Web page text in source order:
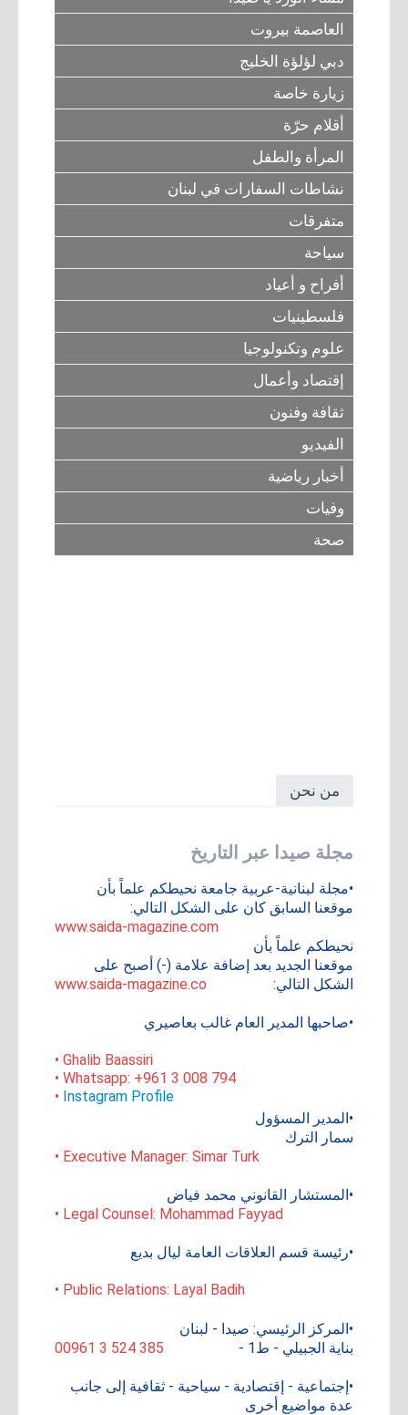
العاصمة بيروت
دبي لؤلؤة الخليج
زيارة خاصة
أقلام حرّة
المرأة والطفل
نشاطات السفارات في لبنان
متفرقات
سياحة
أفراح و أعياد
فلسطينيات
علوم وتكنولوجيا
إقتصاد وأعمال
ثقافة وفنون
الفيديو
أخبار رياضية
وفيات
صحة
من نحن
مجلة صيدا عبر التاريخ
•مجلة لبنانية-عربية جامعة نحيطكم علماً بأن
موقعنا السابق كان على الشكل التالي:
www.saida-magazine.com
نحيطكم علماً بأن
موقعنا الجديد بعد إضافة علامة (-) أصبح على
الشكل التالي:
www.saida-magazine.co
•صاحبها المدير العام غالب بعاصيري
• Ghalib Baassiri
• Whatsapp: +961 3 008 794
• Instagram Profile
•المدير المسؤول
سمار الترك
• Executive Manager: Simar Turk
•المستشار القانوني محمد فياض
• Legal Counsel: Mohammad Fayyad
•رئيسة قسم العلاقات العامة ليال بديع
• Public Relations: Layal Badih
•المركز الرئيسي: صيدا - لبنان
بناية الجبيلي - ط1 -
00961 3 524 385
•إجتماعية - إقتصادية - سياحية - ثقافية إلى جانب
عدة مواضيع أخرى